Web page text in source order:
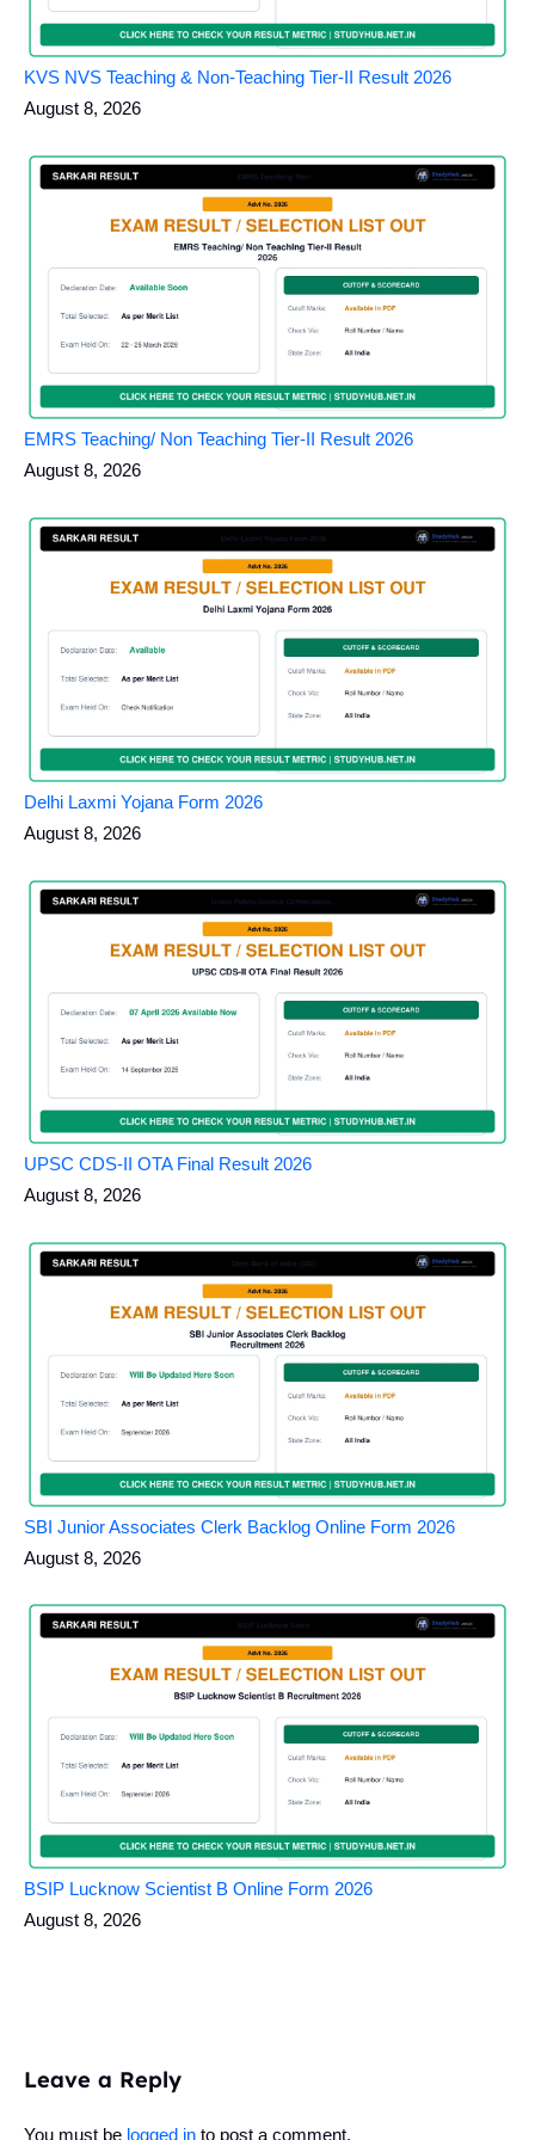
KVS NVS Teaching & Non-Teaching Tier-II Result 2026
August 8, 2026
EMRS Teaching/ Non Teaching Tier-II Result 2026
August 8, 2026
Delhi Laxmi Yojana Form 2026
August 8, 2026
UPSC CDS-II OTA Final Result 2026
August 8, 2026
SBI Junior Associates Clerk Backlog Online Form 2026
August 8, 2026
BSIP Lucknow Scientist B Online Form 2026
August 8, 2026
Leave a Reply
You must be logged in to post a comment.